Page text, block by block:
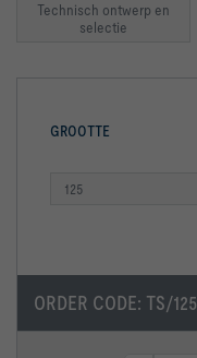
Technisch ontwerp en
selectie
GROOTTE
125
ORDER CODE: TS/125